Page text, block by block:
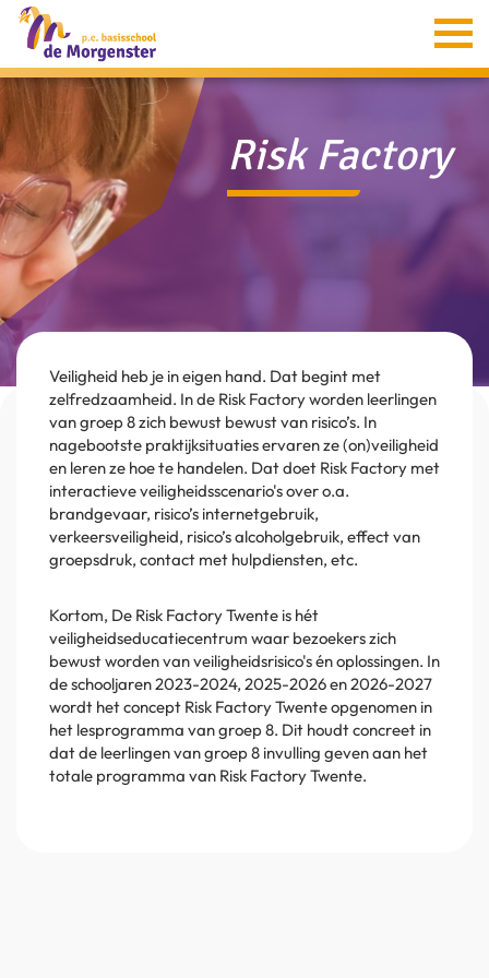
Home
Informatie
Groepen
Ouders
Aanmelding
Verion
Contact
Risk Factory
Veiligheid heb je in eigen hand. Dat begint met
zelfredzaamheid. In de Risk Factory worden leerlingen
van groep 8 zich bewust bewust van risico’s. In
nagebootste praktijksituaties ervaren ze (on)veiligheid
en leren ze hoe te handelen. Dat doet Risk Factory met
interactieve veiligheidsscenario's over o.a.
brandgevaar, risico’s internetgebruik,
verkeersveiligheid, risico’s alcoholgebruik, effect van
groepsdruk, contact met hulpdiensten, etc.
Kortom, De Risk Factory Twente is hét
veiligheidseducatiecentrum waar bezoekers zich
bewust worden van veiligheidsrisico's én oplossingen. In
de schooljaren 2023-2024, 2025-2026 en 2026-2027
wordt het concept Risk Factory Twente opgenomen in
het lesprogramma van groep 8. Dit houdt concreet in
dat de leerlingen van groep 8 invulling geven aan het
totale programma van Risk Factory Twente.